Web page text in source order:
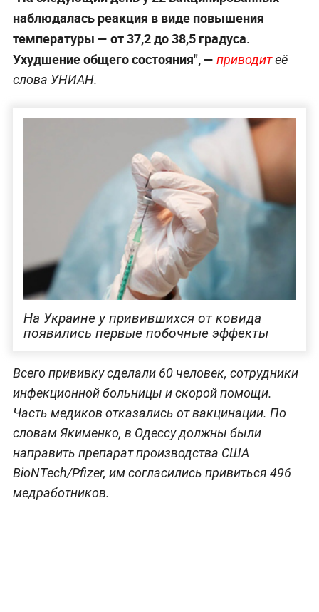
наблюдалась реакция в виде повышения
температуры — от 37,2 до 38,5 градуса.
Ухудшение общего состояния", — приводитеё
слова УНИАН.
На Украине у привившихся от ковида
появились первые побочные эффекты
Всего прививку сделали 60 человек, сотрудники
инфекционной больницы и скорой помощи.
Часть медиков отказались от вакцинации. По
словам Якименко, в Одессу должны были
направить препарат производства США
BioNTech/Pfizer, им согласились привиться 496
медработников.